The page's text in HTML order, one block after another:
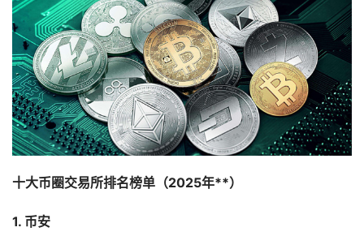
十大币圈交易所排名榜单（2025年**）
1. 币安